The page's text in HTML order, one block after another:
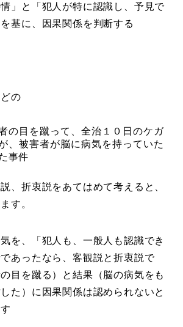
」と「犯人が特に認識し、予見で
基に、因果関係を判断する
の
の目を蹴って、全治１０日のケガ
、被害者が脳に病気を持っていた
事件
、折衷説をあてはめて考えると、
す。
を、「犯人も、一般人も認識でき
あったなら、客観説と折衷説で
目を蹴る）と結果（脳の病気をも
た）に因果関係は認められないと